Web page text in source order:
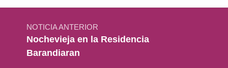
Navegación de entradas
NOTICIA ANTERIOR
Nochevieja en la Residencia
Barandiaran